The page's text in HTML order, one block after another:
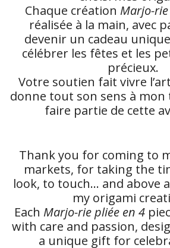
Chaque création Marjo-
réalisée à la main, avec
devenir un cadeau
célébrer les fêtes et les
précieux.
Votre soutien fait vivre
donne tout son sens à mon
faire partie de cette
Thank you for coming to
markets, for taking the
look, to touch… and above
my origami
Each Marjo-rie pliée en 4
with care and passion,
a unique gift for